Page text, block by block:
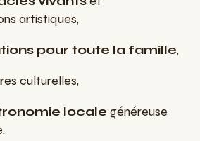
artistiques,
pour toute la famille,
culturelles,
locale généreuse